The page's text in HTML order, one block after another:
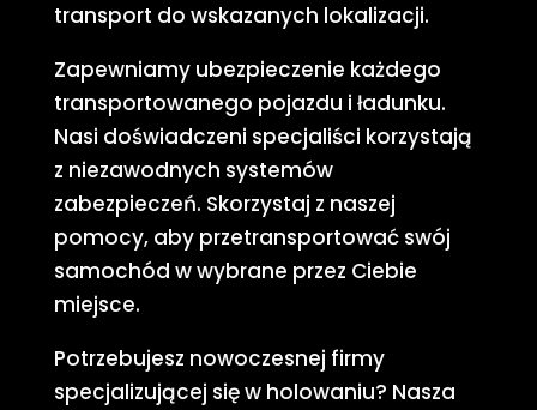
transport do wskazanych lokalizacji.
Zapewniamy ubezpieczenie każdego
transportowanego pojazdu i ładunku.
Nasi doświadczeni specjaliści korzystają
z niezawodnych systemów
zabezpieczeń. Skorzystaj z naszej
pomocy, aby przetransportować swój
samochód w wybrane przez Ciebie
miejsce.
Potrzebujesz nowoczesnej firmy
specjalizującej się w holowaniu? Nasza